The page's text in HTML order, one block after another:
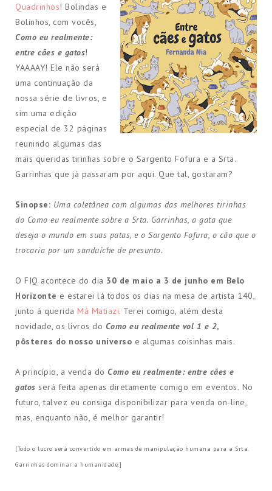
Quadrinhos! Bolindas e
Bolinhos, com vocês,
Como eu realmente:
entre cães e gatos!
YAAAAY! Ele não será
uma continuação da
nossa série de livros, e
sim uma edição
especial de 32 páginas
reunindo algumas das
mais queridas tirinhas sobre o Sargento Fofura e a Srta.
Garrinhas que já passaram por aqui. Que tal, gostaram?
Sinopse: Uma coletânea com algumas das melhores tirinhas
do Como eu realmente sobre a Srta. Garrinhas, a gata que
deseja o mundo em suas patas, e o Sargento Fofura, o cão que o
trocaria por um sanduíche de presunto.
O FIQ acontece do dia 30 de maio a 3 de junho em Belo
Horizonte e estarei lá todos os dias na mesa de artista 140,
junto à querida Má Matiazi. Terei comigo, além desta
novidade, os livros do Como eu realmente vol 1 e 2,
pôsteres do nosso universo e algumas coisinhas mais.
A princípio, a venda do Como eu realmente: entre cães e
gatos será feita apenas diretamente comigo em eventos. No
futuro, talvez eu consiga disponibilizar para venda on-line,
mas, enquanto não, é melhor garantir!
[Todo o lucro será convertido em armas de manipulação humana para a Srta.
Garrinhas dominar a humanidade.]